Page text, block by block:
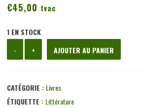
€45,00 tvac
1 EN STOCK
-
de
garde
rouge,
+ AJOUTER AU PANIER
CATÉGORIE : Livres
ÉTIQUETTE : Littérature